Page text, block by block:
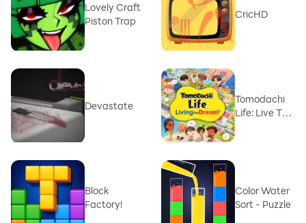
Lovely Craft
Piston Trap
CricHD
Devastate
Tomodachi
Life: Live The
Block
Factory!
Color Water
Sort - Puzzle